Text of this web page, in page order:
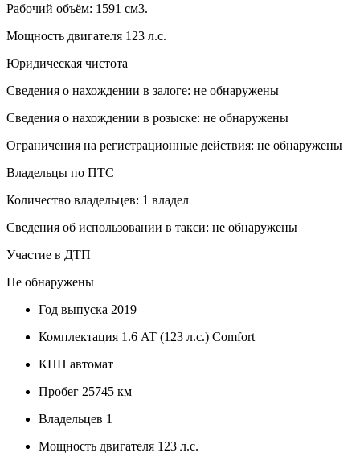
Рабочий объём: 1591 см3.
Мощность двигателя 123 л.с.
Юридическая чистота
Сведения о нахождении в залоге: не обнаружены
Сведения о нахождении в розыске: не обнаружены
Ограничения на регистрационные действия: не обнаружены
Владельцы по ПТС
Количество владельцев: 1 владел
Сведения об использовании в такси: не обнаружены
Участие в ДТП
Не обнаружены
Год выпуска 2019
Комплектация 1.6 AT (123 л.с.) Comfort
КПП автомат
Пробег 25745 км
Владельцев 1
Мощность двигателя 123 л.с.